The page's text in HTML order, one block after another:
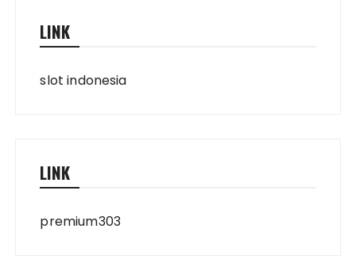
LINK
slot indonesia
LINK
premium303